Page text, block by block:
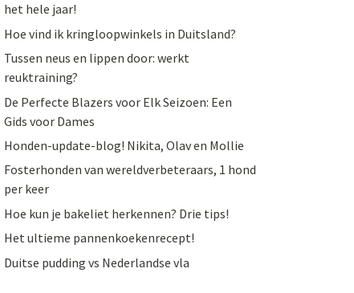
het hele jaar!
Hoe vind ik kringloopwinkels in Duitsland?
Tussen neus en lippen door: werkt
reuktraining?
De Perfecte Blazers voor Elk Seizoen: Een
Gids voor Dames
Honden-update-blog! Nikita, Olav en Mollie
Fosterhonden van wereldverbeteraars, 1 hond
per keer
Hoe kun je bakeliet herkennen? Drie tips!
Het ultieme pannenkoekenrecept!
Duitse pudding vs Nederlandse vla